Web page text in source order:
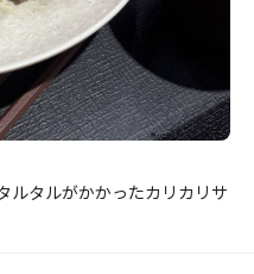
ルタルがかかったカリカリサ